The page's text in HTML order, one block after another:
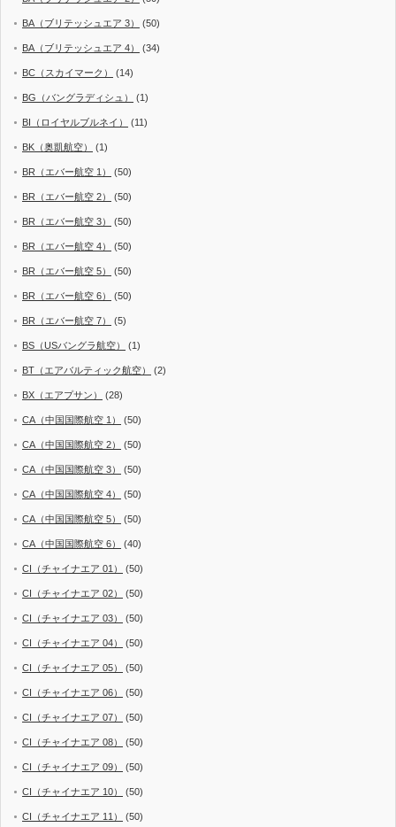
BA（ブリテッシュエア 3） (50)
BA（ブリテッシュエア 4） (34)
BC（スカイマーク） (14)
BG（バングラディシュ） (1)
BI（ロイヤルブルネイ） (11)
BK（奥凱航空） (1)
BR（エバー航空 1） (50)
BR（エバー航空 2） (50)
BR（エバー航空 3） (50)
BR（エバー航空 4） (50)
BR（エバー航空 5） (50)
BR（エバー航空 6） (50)
BR（エバー航空 7） (5)
BS（USバングラ航空） (1)
BT（エアバルティック航空） (2)
BX（エアプサン） (28)
CA（中国国際航空 1） (50)
CA（中国国際航空 2） (50)
CA（中国国際航空 3） (50)
CA（中国国際航空 4） (50)
CA（中国国際航空 5） (50)
CA（中国国際航空 6） (40)
CI（チャイナエア 01） (50)
CI（チャイナエア 02） (50)
CI（チャイナエア 03） (50)
CI（チャイナエア 04） (50)
CI（チャイナエア 05） (50)
CI（チャイナエア 06） (50)
CI（チャイナエア 07） (50)
CI（チャイナエア 08） (50)
CI（チャイナエア 09） (50)
CI（チャイナエア 10） (50)
CI（チャイナエア 11） (50)